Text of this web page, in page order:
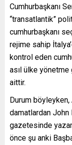
Cumhurbaşkanı
“transatlantik”
cumhurbaşkanı
rejime sahip
kontrol eden
asıl ülke yönetme
aittir.
Durum
damatlardan John
gazetesinde
önce şu anki